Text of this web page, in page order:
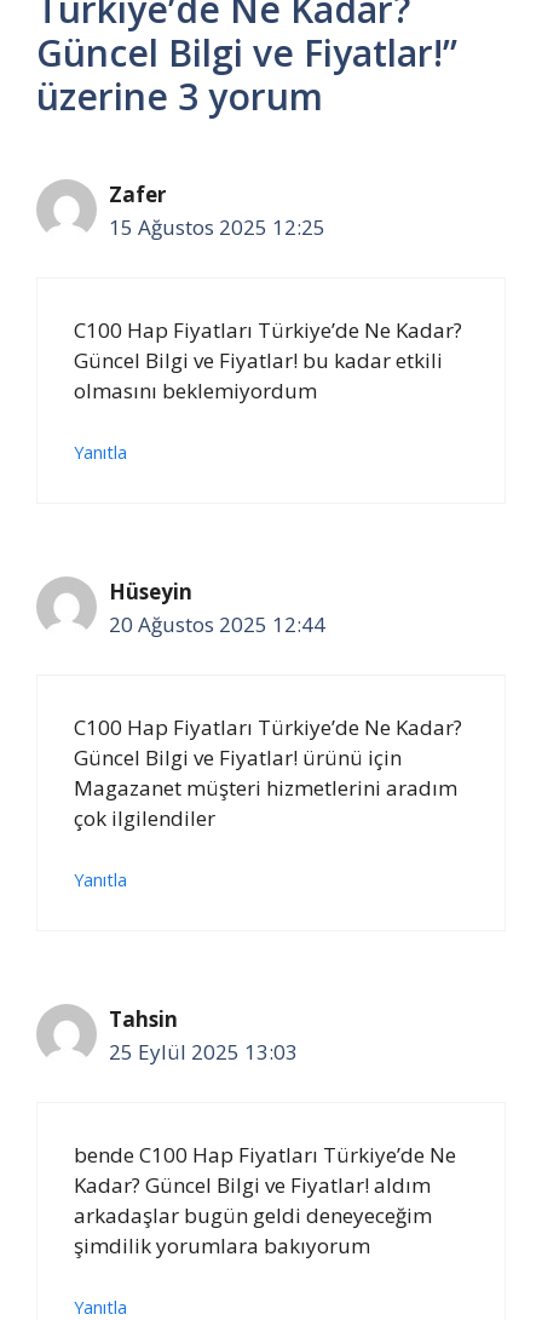
Güncel Bilgi ve Fiyatlar!”
üzerine 3 yorum
Zafer
15 Ağustos 2025 12:25
C100 Hap Fiyatları Türkiye’de Ne Kadar?
Güncel Bilgi ve Fiyatlar! bu kadar etkili
olmasını beklemiyordum
Yanıtla
Hüseyin
20 Ağustos 2025 12:44
C100 Hap Fiyatları Türkiye’de Ne Kadar?
Güncel Bilgi ve Fiyatlar! ürünü için
Magazanet müşteri hizmetlerini aradım
çok ilgilendiler
Yanıtla
Tahsin
25 Eylül 2025 13:03
bende C100 Hap Fiyatları Türkiye’de Ne
Kadar? Güncel Bilgi ve Fiyatlar! aldım
arkadaşlar bugün geldi deneyeceğim
şimdilik yorumlara bakıyorum
Yanıtla